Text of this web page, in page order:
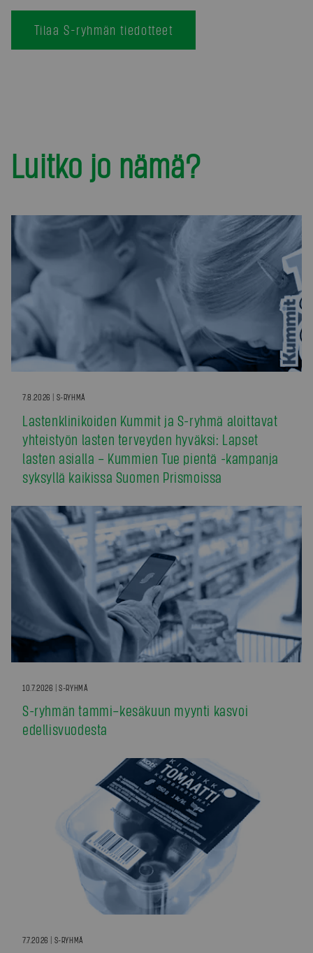
Tilaa S-ryhmän tiedotteet
Luitko jo nämä?
7.8.2026 | S-RYHMÄ
Lastenklinikoiden Kummit ja S-ryhmä aloittavat
yhteistyön lasten terveyden hyväksi: Lapset
lasten asialla – Kummien Tue pientä -kampanja
syksyllä kaikissa Suomen Prismoissa
10.7.2026 | S-RYHMÄ
S-ryhmän tammi–kesäkuun myynti kasvoi
edellisvuodesta
7.7.2026 | S-RYHMÄ